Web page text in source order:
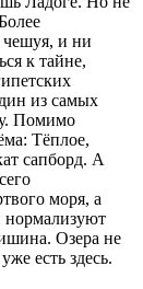
чешуя, и ни
к тайне,
из самых
Помимо
Тёплое,
сапборд. А
моря, а
нормализуют
Озера не
есть здесь.